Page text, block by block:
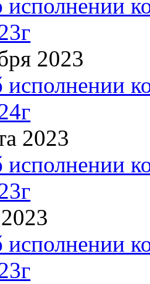
исполнении
2023
исполнении
2023
исполнении
исполнении